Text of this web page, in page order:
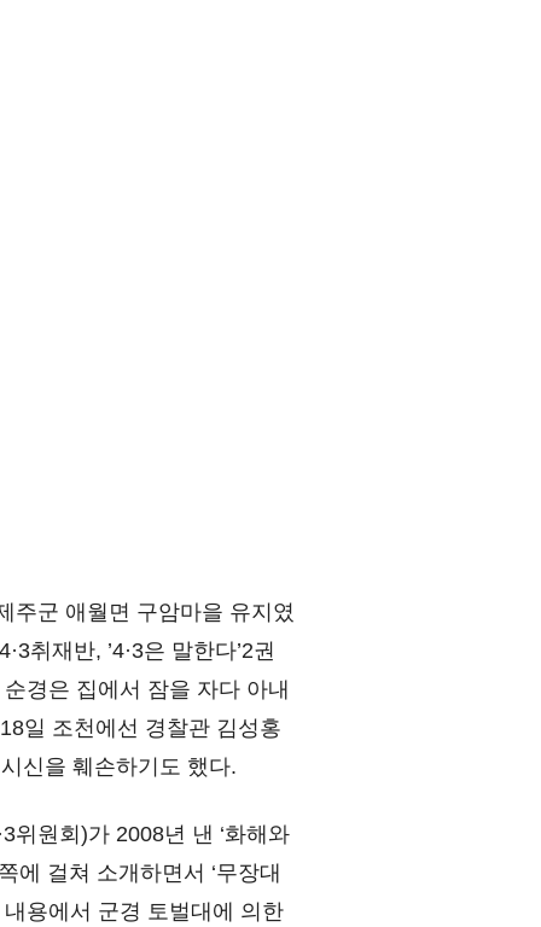
군 애월면 구암마을 유지였
취재반, ’4·3은 말한다’2권
경은 집에서 잠을 자다 아내
일 조천에선 경찰관 김성홍
신을 훼손하기도 했다.
원회)가 2008년 낸 ‘화해와
에 걸쳐 소개하면서 ‘무장대
용에서 군경 토벌대에 의한